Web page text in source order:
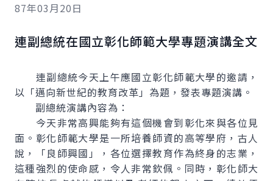
87年03月20日
連副總統在國立彰化師範大學專題演講全文
連副總統今天上午應國立彰化師範大學的邀請，
以「邁向新世紀的教育改革」為題，發表專題演講。
副總統演講內容為：
今天非常高興能夠有這個機會到彰化來與各位見
面。彰化師範大學是一所培養師資的高等學府，古人
說，「良師興國」，各位選擇教育作為終身的志業，
這種強烈的使命感，令人非常欽佩。同時，彰化師大